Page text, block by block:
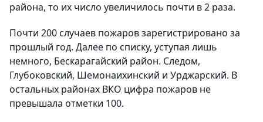
района, то их число увеличилось почти в 2 раза.
Почти 200 случаев пожаров зарегистрировано за
прошлый год. Далее по списку, уступая лишь
немного, Бескарагайский район. Следом,
Глубоковский, Шемонаихинский и Урджарский. В
остальных районах ВКО цифра пожаров не
превышала отметки 100.